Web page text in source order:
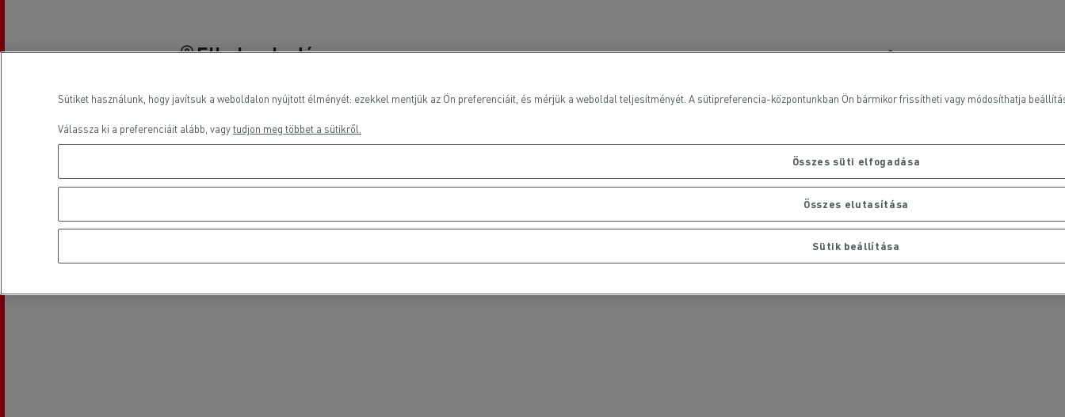
Elhelyezkedés
Sütiket használunk, hogy javítsuk a weboldalon nyújtott élményét: ezekkel mentjük az Ön preferenciáit, és mérjük a weboldal teljesítményét. A sütipreferencia-központunkban Ön bármikor frissítheti vagy módosíthatja
Válassza ki a preferenciáit alább, vagytudjon meg többet a sütikről.
Összes süti elfogadása
Összes elutasítása
Sütik beállítása